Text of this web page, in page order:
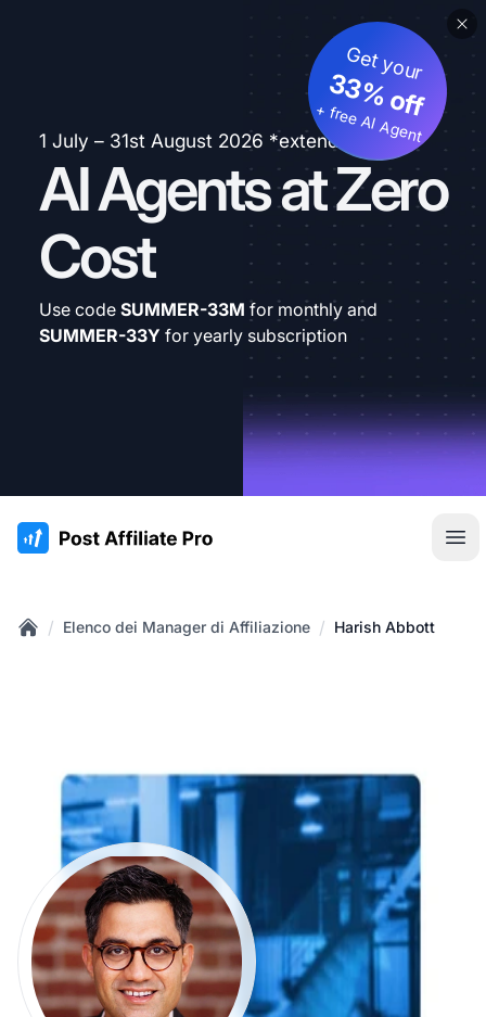
1 July – 31st August 2026 *extended
AI Agents at Zero
Cost
Get your
33% off
+ free AI Agent
Use code SUMMER-33M for monthly and
SUMMER-33Y for yearly subscription
:site.title
/ Elenco dei Manager di Affiliazione / Harish Abbott